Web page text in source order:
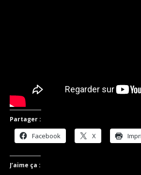
Partager :
Facebook X
J’aime ça :